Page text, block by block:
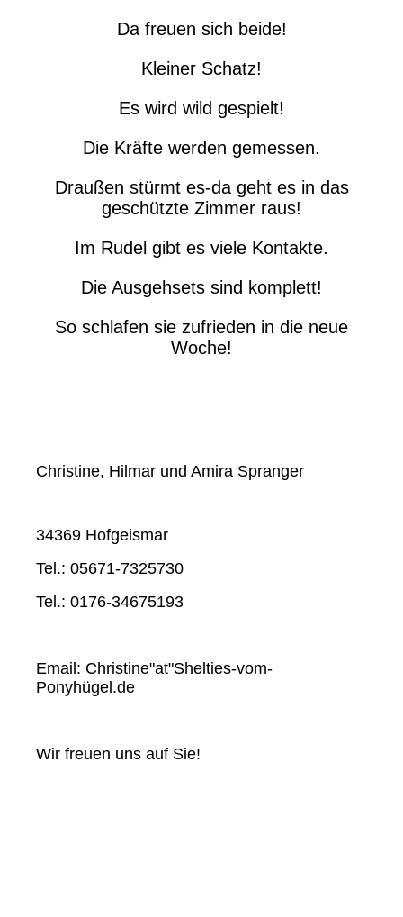
Da freuen sich beide!
Kleiner Schatz!
Es wird wild gespielt!
Die Kräfte werden gemessen.
Draußen stürmt es-da geht es in das
geschützte Zimmer raus!
Im Rudel gibt es viele Kontakte.
Die Ausgehsets sind komplett!
So schlafen sie zufrieden in die neue
Woche!
Christine, Hilmar und Amira Spranger
34369 Hofgeismar
Tel.: 05671-7325730
Tel.: 0176-34675193
Email: Christine"at"Shelties-vom-
Ponyhügel.de
Wir freuen uns auf Sie!